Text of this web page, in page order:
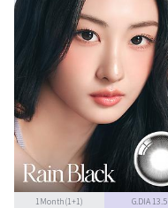
1Month(1+1) G.DIA 13.5